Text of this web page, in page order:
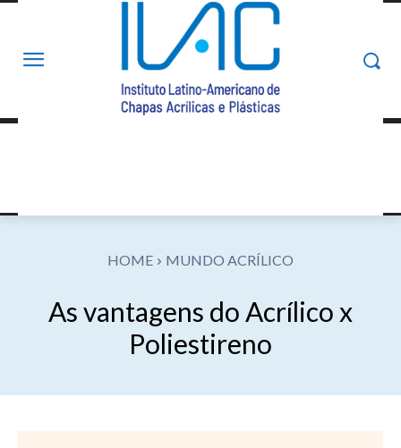
HOME MUNDO ACRÍLICO
As vantagens do Acrílico x
Poliestireno